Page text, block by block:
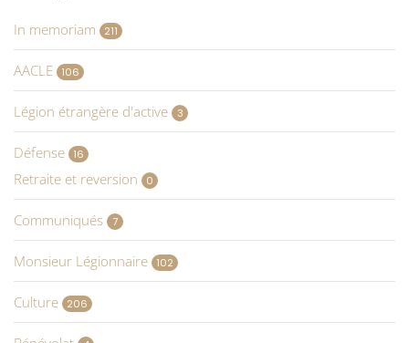
In memoriam 211
AACLE 106
Légion étrangère d'active 3
Défense 16
Retraite et reversion 0
Communiqués 7
Monsieur Légionnaire 102
Culture 206